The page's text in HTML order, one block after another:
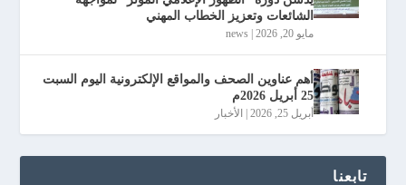
الشائعات وتعزيز الخطاب المهني
مايو 20, 2026 |
news
أهم عناوين الصحف والمواقع الإلكترونية اليوم السبت
25 أبريل 2026م
أبريل 25, 2026 | الأخبار
تابعنا